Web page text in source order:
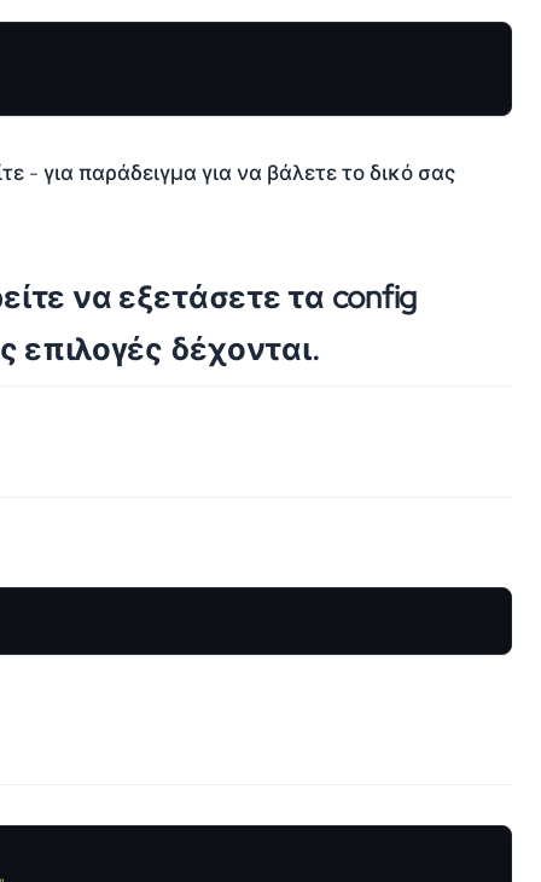
- για παράδειγμα για να βάλετε το δικό σας
να εξετάσετε τα config
επιλογές δέχονται.